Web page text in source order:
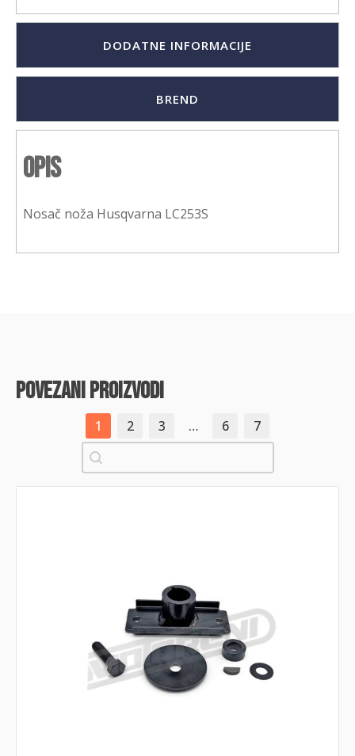
DODATNE INFORMACIJE
BREND
Opis
Nosač noža Husqvarna LC253S
povezani proizvodi
1 2 3 … 6
7
Pretraži